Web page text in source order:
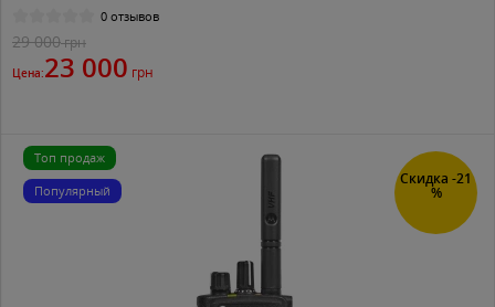
0 отзывов
29 000грн
Цена:23 000 грн
Скидка -21
%
Топ продаж
Популярный